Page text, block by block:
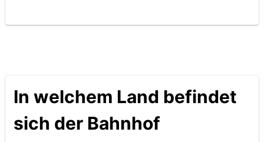
In welchem Land befindet
sich der Bahnhof